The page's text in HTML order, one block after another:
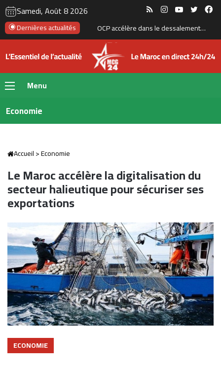
Samedi, Août 8 2026 RSS InstagramYouTube
Dernières actualités Boulemane : un projet de 251 MDH pour sécuriser l’approvisionnement en eau potable
Menu
Economie
Accueil>Economie
Le Maroc accélère la digitalisation du
secteur halieutique pour sécuriser ses
exportations
ECONOMIE